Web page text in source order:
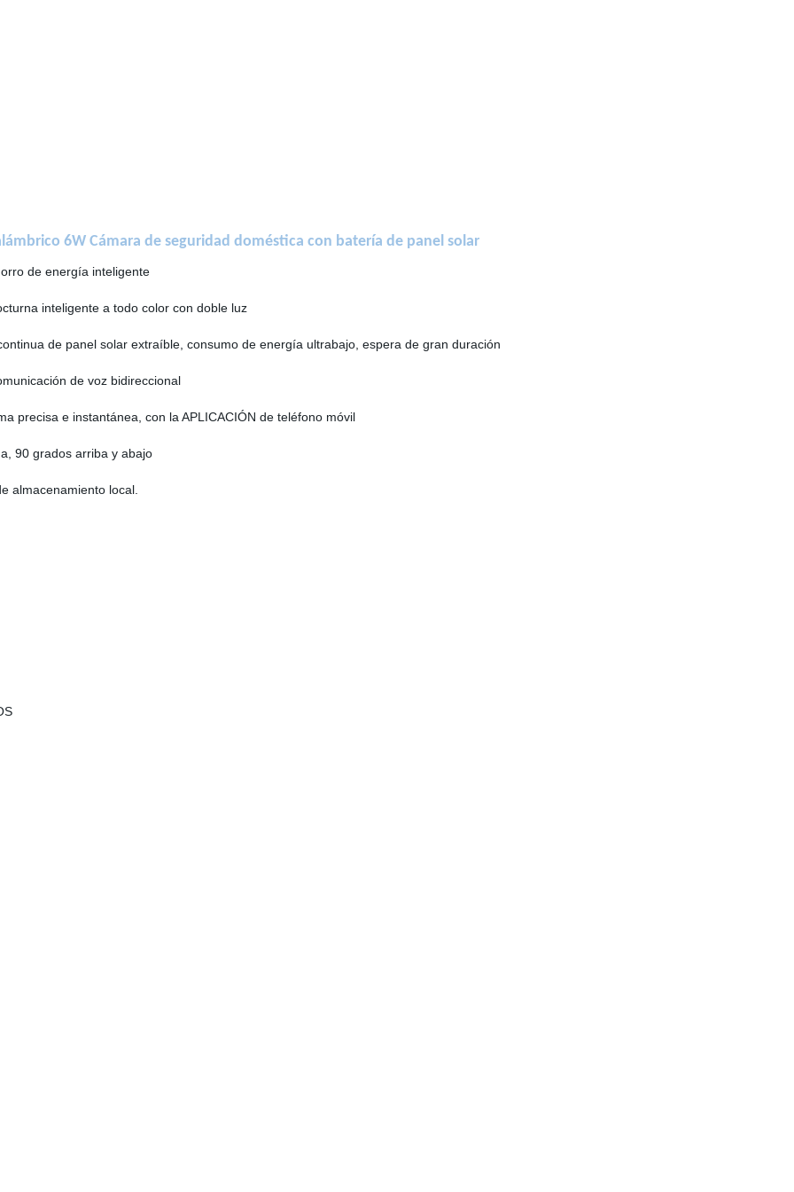
6W Cámara de seguridad doméstica con batería de panel solar
de energía inteligente
inteligente a todo color con doble luz
de panel solar extraíble, consumo de energía ultrabajo, espera de gran duración
de voz bidireccional
precisa e instantánea, con la APLICACIÓN de teléfono móvil
90 grados arriba y abajo
almacenamiento local.